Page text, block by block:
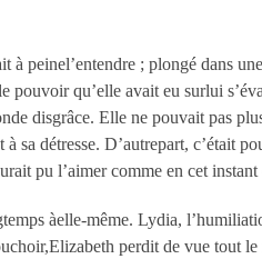
à peinel’entendre ; plongé dans
pouvoir qu’elle avait eu surlui
disgrâce. Elle ne pouvait pas
à sa détresse. D’autrepart, c’était
pu l’aimer comme en cet
àelle-même. Lydia,
perdit de vue tout le